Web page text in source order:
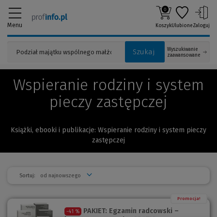
Menu
Szukaj
Wyszukiwanie
zaawansowane
0
KoszykUlubioneZaloguj
Wspieranie rodziny i system
pieczy zastępczej
Książki, ebooki i publikacje: Wspieranie rodziny i system pieczy
zastępczej
Sortuj:
Promocja!
-41 %
PAKIET: Egzamin radcowski –